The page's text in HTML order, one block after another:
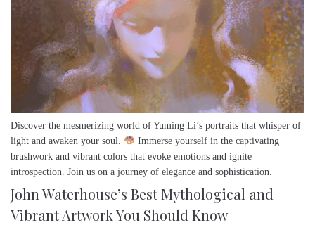
Discover the mesmerizing world of Yuming Li’s portraits that whisper of
light and awaken your soul.
Immerse yourself in the captivating
brushwork and vibrant colors that evoke emotions and ignite
introspection. Join us on a journey of elegance and sophistication.
John Waterhouse’s Best Mythological and
Vibrant Artwork You Should Know